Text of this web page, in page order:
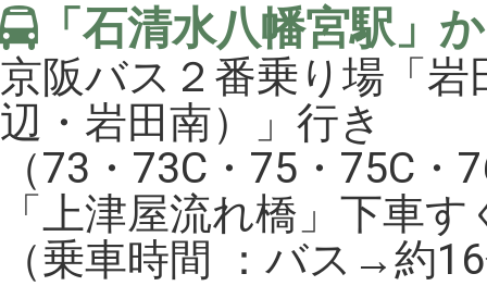
「石清水八幡宮駅」
京阪バス２番乗り場「
辺・岩田南）」行き
（73・73C・75・75C・
「上津屋流れ橋」下車す
（乗車時間 ：バス→約